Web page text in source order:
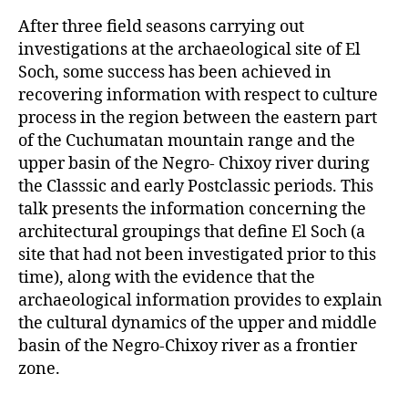
After three field seasons carrying out
investigations at the archaeological site of El
Soch, some success has been achieved in
recovering information with respect to culture
process in the region between the eastern part
of the Cuchumatan mountain range and the
upper basin of the Negro- Chixoy river during
the Classsic and early Postclassic periods. This
talk presents the information concerning the
architectural groupings that define El Soch (a
site that had not been investigated prior to this
time), along with the evidence that the
archaeological information provides to explain
the cultural dynamics of the upper and middle
basin of the Negro-Chixoy river as a frontier
zone.